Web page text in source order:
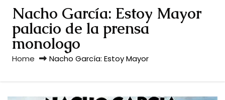
Nacho García: Estoy Mayor
palacio de la prensa
monologo
Home Nacho García: Estoy Mayor